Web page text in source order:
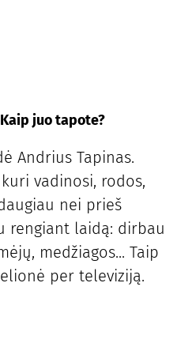
juo tapote?
Andrius Tapinas.
vadinosi, rodos,
nei prieš
rengiant laidą: dirbau
medžiagos... Taip
per televiziją.